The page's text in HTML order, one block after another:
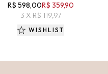
R$ 598,00R$ 359,90
3 X R$ 119,97
WISHLIST